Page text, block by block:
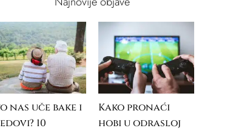
nas uče bake i
10
Kako pronaći
hobi u odrasloj